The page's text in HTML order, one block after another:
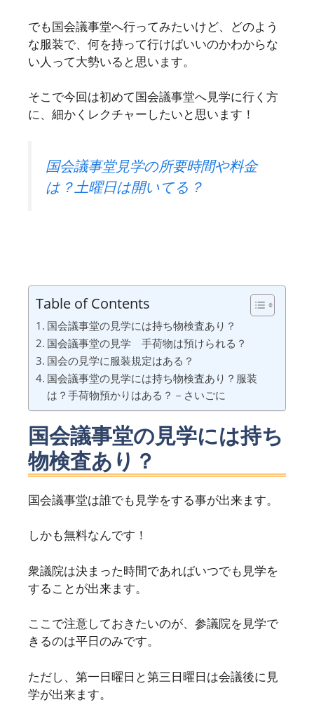
でも国会議事堂へ行ってみたいけど、どのよう
な服装で、何を持って行けばいいのかわからな
い人って大勢いると思います。
そこで今回は初めて国会議事堂へ見学に行く方
に、細かくレクチャーしたいと思います！
国会議事堂見学の所要時間や料金
は？土曜日は開いてる？
Table of Contents
国会議事堂の見学には持ち物検査あり？
国会議事堂の見学 手荷物は預けられる？
国会の見学に服装規定はある？
国会議事堂の見学には持ち物検査あり？服装
は？手荷物預かりはある？－さいごに
国会議事堂の見学には持ち
物検査あり？
国会議事堂は誰でも見学をする事が出来ます。
しかも無料なんです！
衆議院は決まった時間であればいつでも見学を
することが出来ます。
ここで注意しておきたいのが、参議院を見学で
きるのは平日のみです。
ただし、第一日曜日と第三日曜日は会議後に見
学が出来ます。